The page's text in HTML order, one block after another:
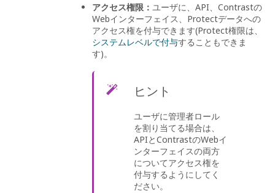
アクセス権限： ユーザに、API、Contrastの
Webインターフェイス、Protectデータへの
アクセス権を付与できます(Protect権限は、
システムレベルで付与することもできま
す)。
ヒント
ユーザに管理者ロール
を割り当てる場合は、
APIとContrastのWebイ
ンターフェイスの両方
についてアクセス権を
付与するようにしてく
ださい。